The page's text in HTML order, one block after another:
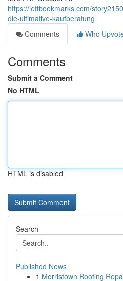
https://leftbookmarks.com/
die-ultimative-kaufberatung
Comments
Who
Comments
Submit a Comment
No HTML
HTML is disabled
Search
Published News
1 Morristown Roofing